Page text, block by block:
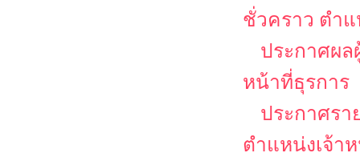
ชั่วคราว ตำ
ประกาศผล
หน้าที่ธุรการ
ประกาศรา
ตำแหน่งเจ้า